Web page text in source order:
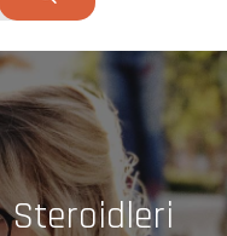
Steroidleri